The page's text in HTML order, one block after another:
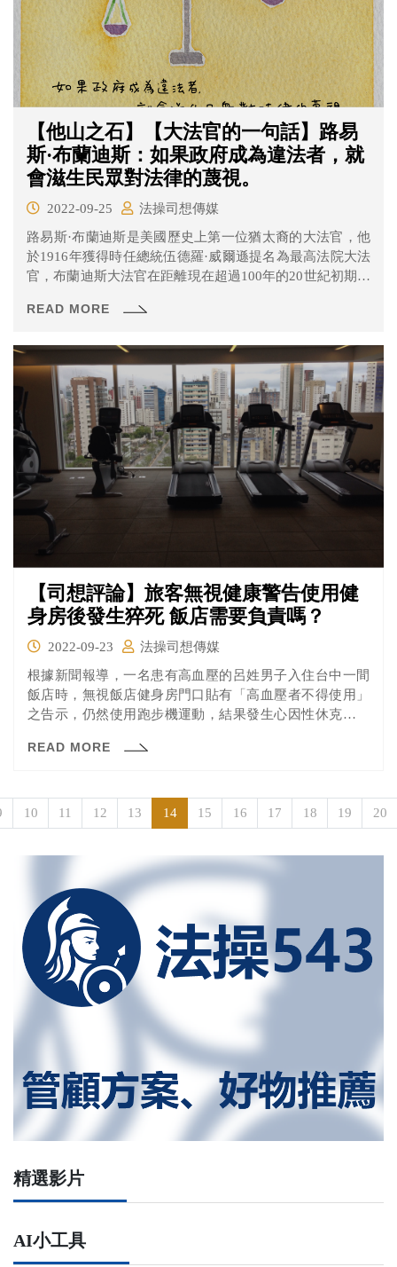
【他山之石】【大法官的一句話】路易
斯·布蘭迪斯：如果政府成為違法者，就
會滋生民眾對法律的蔑視。
2022-09-25
法操司想傳媒
路易斯·布蘭迪斯是美國歷史上第一位猶太裔的大法官，他
於1916年獲得時任總統伍德羅·威爾遜提名為最高法院大法
官，布蘭迪斯大法官在距離現在超過100年的20世紀初期就
私權應要受到完整的保護，他的理念到現在都還深深著影
READ MORE
【司想評論】旅客無視健康警告使用健
身房後發生猝死 飯店需要負責嗎？
2022-09-23
法操司想傳媒
根據新聞報導，一名患有高血壓的呂姓男子入住台中一間
飯店時，無視飯店健身房門口貼有「高血壓者不得使用」
之告示，仍然使用跑步機運動，結果發生心因性休克導致
送醫不治。 呂男無視飯店的警告標示仍決定使用跑步機，
READ MORE
10 11 12 13 14 15 16 17 18 19 20
精選影片
AI小工具